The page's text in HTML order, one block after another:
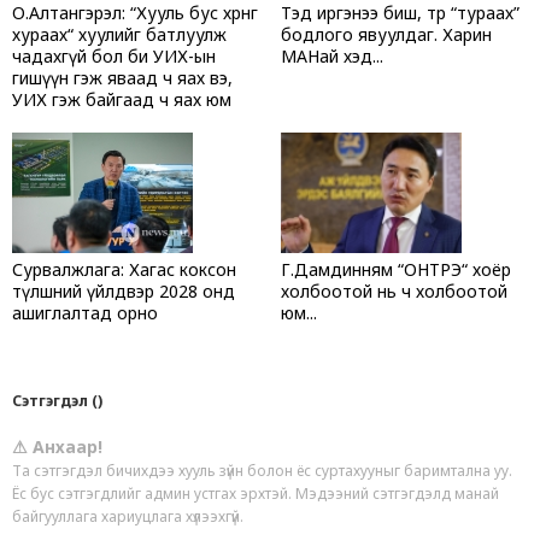
О.Алтангэрэл: “Хууль бус хөрөнгө
хураах“ хуулийг батлуулж
чадахгүй бол би УИХ-ын
гишүүн гэж яваад ч яах вэ,
УИХ гэж байгаад ч яах юм
Тэд иргэнээ биш, төрөө “тураах”
бодлого явуулдаг. Харин
МАНай хэд...
Сурвалжлага: Хагас коксон
түлшний үйлдвэр 2028 онд
ашиглалтад орно
Г.Дамдинням “ОНТРЭ“ хоёр
холбоотой нь ч холбоотой
юм...
Сэтгэгдэл ()
⚠ Анхаар!
Та сэтгэгдэл бичихдээ хууль зүйн болон ёс суртахууныг баримтална уу.
Ёс бус сэтгэгдлийг админ устгах эрхтэй. Мэдээний сэтгэгдэлд манай
байгууллага хариуцлага хүлээхгүй.